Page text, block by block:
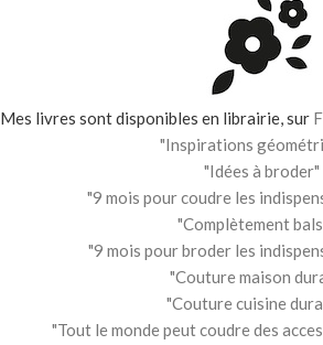
Mes livres sont disponibles en librairie, sur
"Inspirations
"Idées à broder"
"9 mois pour coudre les
"Complètement
"9 mois pour broder les
"Couture maison
"Couture cuisine
"Tout le monde peut coudre des